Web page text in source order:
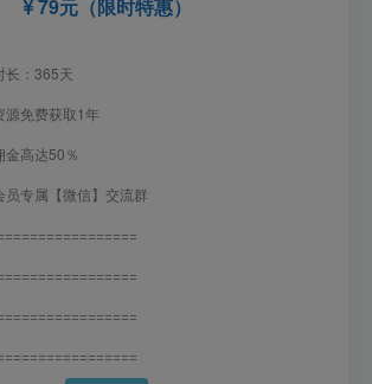
79元（限时特惠）
长：365天
源免费获取1年
金高达50％
员专属【微信】交流群